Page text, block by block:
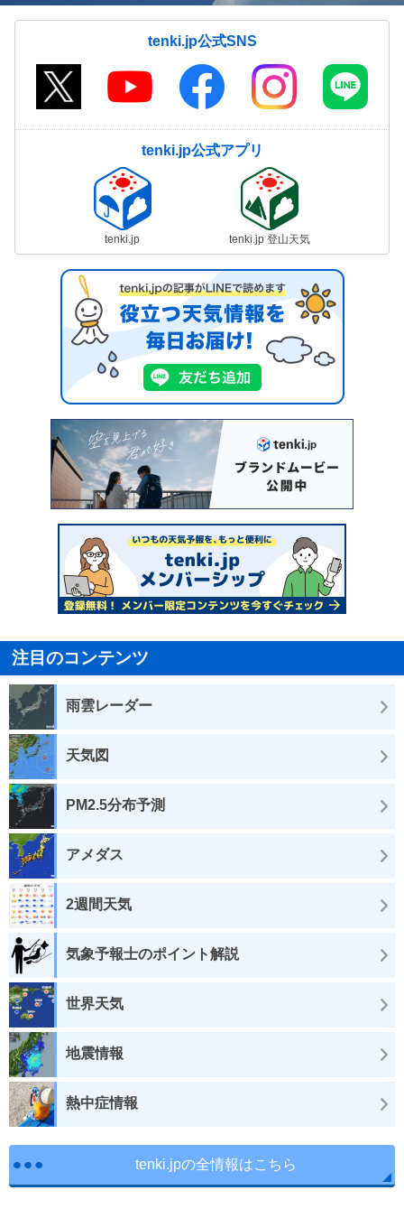
tenki.jp公式SNS
tenki.jp公式アプリ
tenki.jp tenki.jp 登山天気
注目のコンテンツ
雨雲レーダー
天気図
PM2.5分布予測
アメダス
2週間天気
気象予報士のポイント解説
世界天気
地震情報
熱中症情報
tenki.jpの全情報はこちら